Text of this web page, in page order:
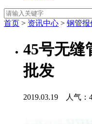
首页 > 资讯中心 > 钢管报
45号无缝
批发
2019.03.19 人气：